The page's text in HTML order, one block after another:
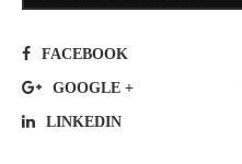
FACEBOOK
GOOGLE +
LINKEDIN